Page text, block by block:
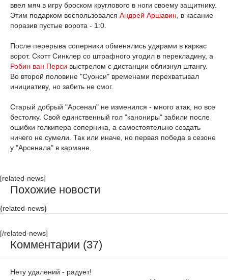
ввел мяч в игру броском круглового в ноги своему защитнику.
Этим подарком воспользовался Андрей Аршавин, в касание
поразив пустые ворота - 1:0.
После перерыва соперники обменялись ударами в каркас
ворот. Скотт Синклер со штрафного угодил в перекладину, а
Робин ван Перси выстрелом с дистанции облизнул штангу.
Во второй половине "Суонси" временами перехватывал
инициативу, но забить не смог.
Старый добрый "Арсенал" не изменился - много атак, но все
бестолку. Свой единственный гол "канониры" забили после
ошибки голкипера соперника, а самостоятельно создать
ничего не сумели. Так или иначе, но первая победа в сезоне
у "Арсенала" в кармане.
[related-news]
Похожие новости
{related-news}
[/related-news]
Комментарии (37)
Нету удалений - радует!